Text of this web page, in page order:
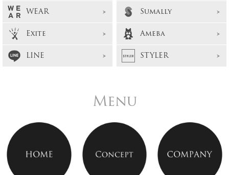
WEAR
Sumally
Exite
Ameba
LINE
STYLER
Menu